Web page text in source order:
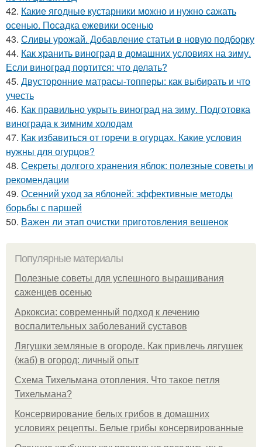
42. Какие ягодные кустарники можно и нужно сажать
осенью. Посадка ежевики осенью
43. Сливы урожай. Добавление статьи в новую подборку
44. Как хранить виноград в домашних условиях на зиму.
Если виноград портится: что делать?
45. Двусторонние матрасы-топперы: как выбирать и что
учесть
46. Как правильно укрыть виноград на зиму. Подготовка
винограда к зимним холодам
47. Как избавиться от горечи в огурцах. Какие условия
нужны для огурцов?
48. Секреты долгого хранения яблок: полезные советы и
рекомендации
49. Осенний уход за яблоней: эффективные методы
борьбы с паршей
50. Важен ли этап очистки приготовления вешенок
Популярные материалы
Полезные советы для успешного выращивания
саженцев осенью
Аркоксиа: современный подход к лечению
воспалительных заболеваний суставов
Лягушки земляные в огороде. Как привлечь лягушек
(жаб) в огород: личный опыт
Схема Тихельмана отопления. Что такое петля
Тихельмана?
Консервирование белых грибов в домашних
условиях рецепты. Белые грибы консервированные